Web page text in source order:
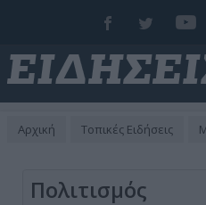
Αρχική Τοπικές Ειδήσεις
Πολιτισμός